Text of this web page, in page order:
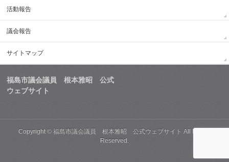
活動報告
議会報告
サイトマップ
福島市議会議員 根本雅昭 公式
ウェブサイト
Copyright ©福島市議会議員 根本雅昭 公式ウェブサイト All Rights
Reserved.